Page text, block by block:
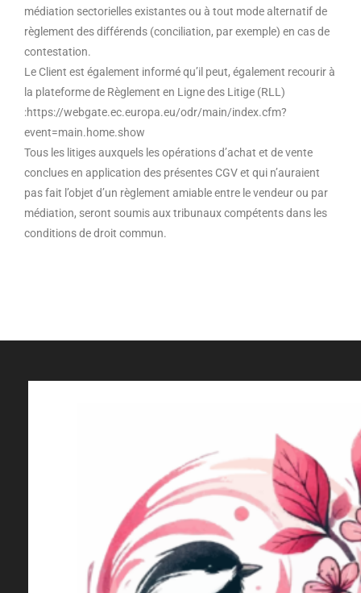
médiation sectorielles existantes ou à tout mode alternatif de
règlement des différends (conciliation, par exemple) en cas de
contestation.
Le Client est également informé qu’il peut, également recourir à
la plateforme de Règlement en Ligne des Litige (RLL)
:https://webgate.ec.europa.eu/odr/main/index.cfm?
event=main.home.show
Tous les litiges auxquels les opérations d’achat et de vente
conclues en application des présentes CGV et qui n’auraient
pas fait l’objet d’un règlement amiable entre le vendeur ou par
médiation, seront soumis aux tribunaux compétents dans les
conditions de droit commun.